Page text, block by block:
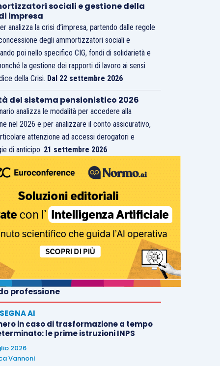
sociali e gestione della
impresa
analizza la crisi d’impresa, partendo dalle regole
degli ammortizzatori sociali e
poi nello specifico CIG, fondi di solidarietà e
la gestione dei rapporti di lavoro ai sensi
della Crisi. Dal 22 settembre 2026
del sistema pensionistico 2026
analizza le modalità per accedere alla
nel 2026 e per analizzare il conto assicurativo,
attenzione ad accessi derogatori e
di anticipo. 21 settembre 2026
professione
AI
in caso di trasformazione a tempo
le prime istruzioni INPS
2026
Vannoni